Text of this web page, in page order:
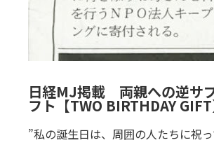
日経MJ掲載 両親への逆サ
フト【TWO BIRTHDAY
”私の誕生日は、周囲の人たちに祝